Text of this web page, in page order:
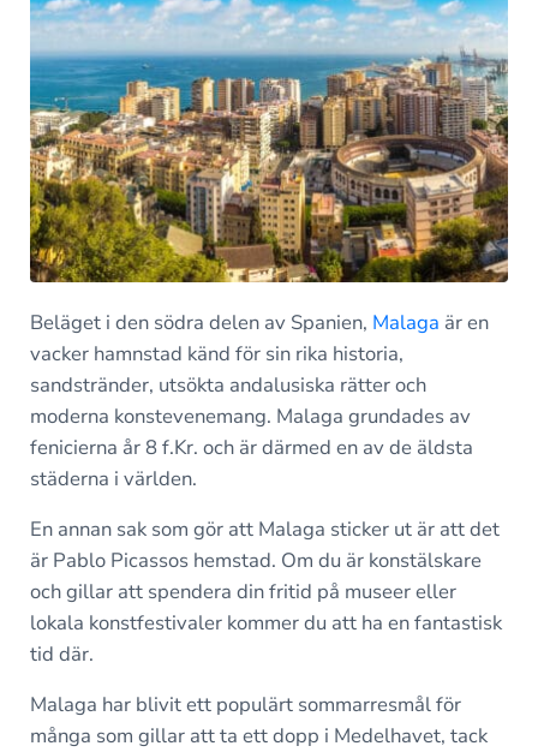
Beläget i den södra delen av Spanien, Malaga är en
vacker hamnstad känd för sin rika historia,
sandstränder, utsökta andalusiska rätter och
moderna konstevenemang. Malaga grundades av
fenicierna år 8 f.Kr. och är därmed en av de äldsta
städerna i världen.
En annan sak som gör att Malaga sticker ut är att det
är Pablo Picassos hemstad. Om du är konstälskare
och gillar att spendera din fritid på museer eller
lokala konstfestivaler kommer du att ha en fantastisk
tid där.
Malaga har blivit ett populärt sommarresmål för
många som gillar att ta ett dopp i Medelhavet, tack